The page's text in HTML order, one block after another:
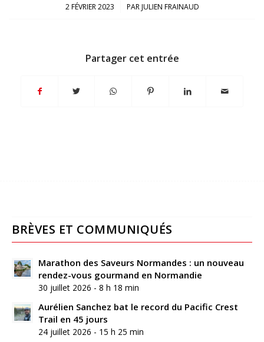
2 FÉVRIER 2023
/ PARJULIEN FRAINAUD
Partager cet entrée
BRÈVES ET COMMUNIQUÉS
Marathon des Saveurs Normandes : un nouveau
rendez-vous gourmand en Normandie
30 juillet 2026 - 8 h 18 min
Aurélien Sanchez bat le record du Pacific Crest
Trail en 45 jours
24 juillet 2026 - 15 h 25 min